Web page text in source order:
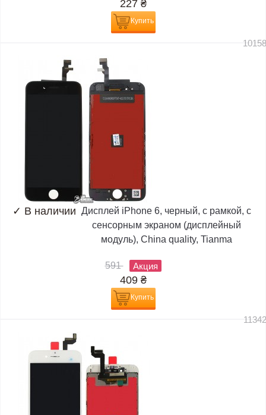
227 ₴
Купить
✓ В наличии Дисплей iPhone 6, черный, с рамкой, с
сенсорным экраном (дисплейный
модуль), China quality, Tianma
591 Акция
409 ₴
Купить